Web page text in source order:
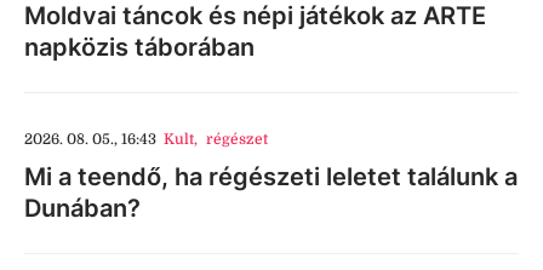
Moldvai táncok és népi játékok az ARTE
napközis táborában
2026. 08. 05., 16:43 Kult, régészet
Mi a teendő, ha régészeti leletet találunk a
Dunában?